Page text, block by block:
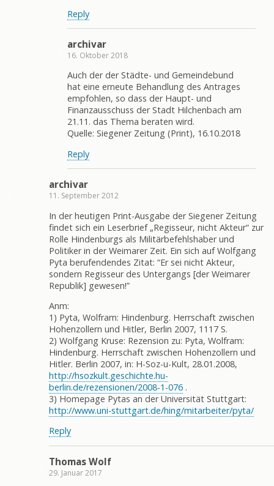
Reply
archivar
16. Oktober 2018
Auch der der Städte- und Gemeindebund
hat eine erneute Behandlung des Antrages
empfohlen, so dass der Haupt- und
Finanzausschuss der Stadt Hilchenbach am
21.11. das Thema beraten wird.
Quelle: Siegener Zeitung (Print), 16.10.2018
Reply
archivar
11. September 2012
In der heutigen Print-Ausgabe der Siegener Zeitung
findet sich ein Leserbrief „Regisseur, nicht Akteur“ zur
Rolle Hindenburgs als Militärbefehlshaber und
Politiker in der Weimarer Zeit. Ein sich auf Wolfgang
Pyta berufendendes Zitat: “Er sei nicht Akteur,
sondern Regisseur des Untergangs [der Weimarer
Republik] gewesen!”
Anm:
1) Pyta, Wolfram: Hindenburg. Herrschaft zwischen
Hohenzollern und Hitler, Berlin 2007, 1117 S.
2) Wolfgang Kruse: Rezension zu: Pyta, Wolfram:
Hindenburg. Herrschaft zwischen Hohenzollern und
Hitler. Berlin 2007, in: H-Soz-u-Kult, 28.01.2008,
http://hsozkult.geschichte.hu-
berlin.de/rezensionen/2008-1-076 .
3) Homepage Pytas an der Universität Stuttgart:
http://www.uni-stuttgart.de/hing/mitarbeiter/pyta/
Reply
Thomas Wolf
29. Januar 2017